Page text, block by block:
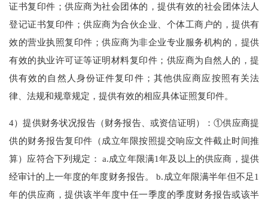
证书复印件；供应商为社会团体的，提供有效的社会团体法人
登记证书复印件；供应商为合伙企业、个体工商户的，提供有
效的营业执照复印件；供应商为非企业专业服务机构的，提供
有效的执业许可证等证明材料复印件；供应商为自然人的，提
供有效的自然人身份证件复印件；其他供应商应按照有关法
律、法规和规章规定，提供有效的相应具体证照复印件。
4）提供财务状况报告（财务报告、或资信证明）：①供应商提
供的财务报告复印件（成立年限按照提交响应文件截止时间推
算）应符合下列规定： a.成立年限满1年及以上的供应商，提供
经审计的上一年度的年度财务报告。 b.成立年限满半年但不足1
年的供应商，提供该半年度中任一季度的季度财务报告或该半